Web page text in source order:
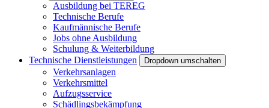
Ausbildung bei TEREG
Technische Berufe
Kaufmännische Berufe
Jobs ohne Ausbildung
Schulung & Weiterbildung
Technische Dienstleistungen
Dropdown umschalten
Verkehrsanlagen
Verkehrsmittel
Aufzugsservice
Schädlingsbekämpfung